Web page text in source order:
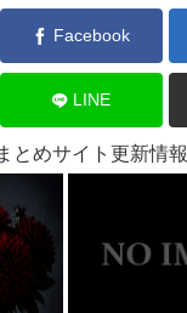
Facebook
LINE
とめサイト更新情報